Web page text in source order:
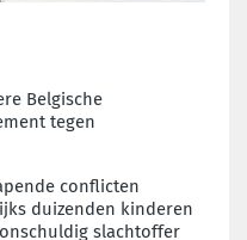
Belgische
tegen
conflicten
duizenden kinderen
slachtoffer